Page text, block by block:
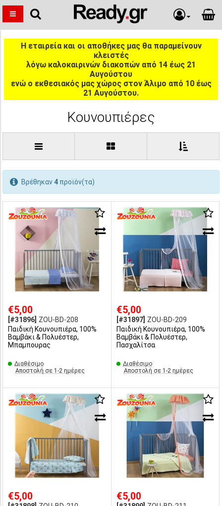
Η εταιρεία και οι αποθήκες μας θα παραμείνουν
κλειστές
λόγω καλοκαιρινών διακοπών από 14 έως 21
Αυγούστου
ενώ ο εκθεσιακός μας χώρος στον Άλιμο από 10 έως
21 Αυγούστου.
Κουνουπιέρες
Βρέθηκαν 4 προϊόν(τα)
€5,00
[#31896] ZOU-BD-208
Παιδική Κουνουπιέρα, 100%
Βαμβάκι & Πολυέστερ,
Μπαμπουρας
Διαθέσιμο
Αποστολή σε 1-2 ημέρες
€5,00
[#31897] ZOU-BD-209
Παιδική Κουνουπιέρα, 100%
Βαμβάκι & Πολυέστερ,
Πασχαλίτσα
Διαθέσιμο
Αποστολή σε 1-2 ημέρες
€5,00 €5,00